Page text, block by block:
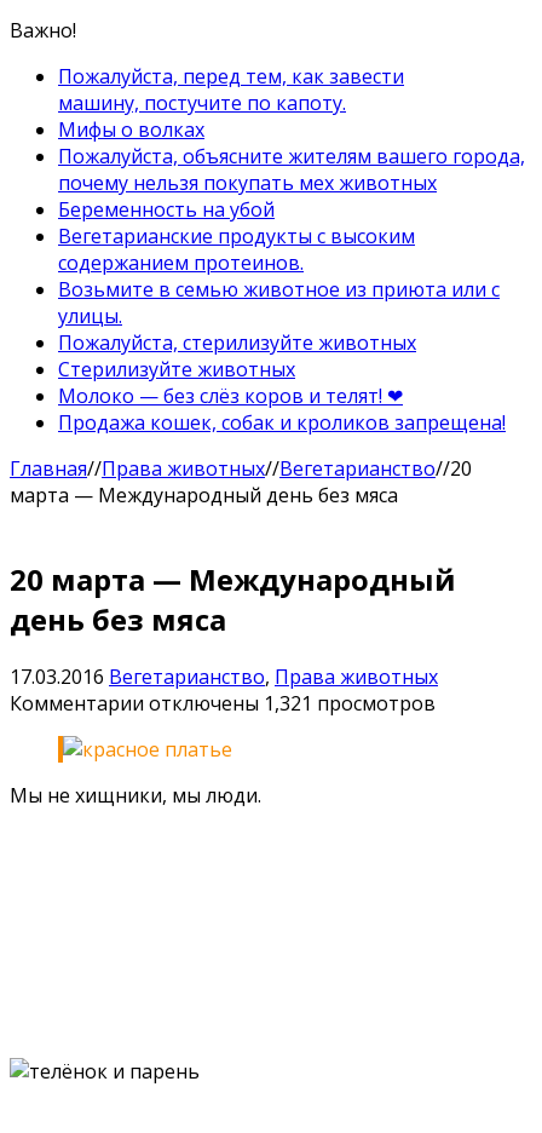
Важно!
Пожалуйста, перед тем, как завести
машину, постучите по капоту.
Мифы о волках
Пожалуйста, объясните жителям вашего города,
почему нельзя покупать мех животных
Беременность на убой
Вегетарианские продукты с высоким
содержанием протеинов.
Возьмите в семью животное из приюта или с
улицы.
Пожалуйста, стерилизуйте животных
Стерилизуйте животных
Молоко — без слёз коров и телят! ❤
Продажа кошек, собак и кроликов запрещена!
Главная//Права животных//Вегетарианство//20
марта — Международный день без мяса
20 марта — Международный
день без мяса
17.03.2016 Вегетарианство, Права животных
Комментарии к
20
—
отключены 1,321 просмотров
Мы не хищники, мы люди.